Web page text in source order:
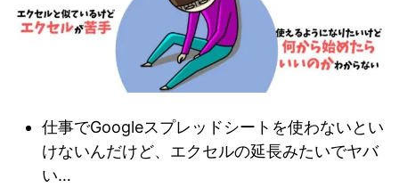
仕事でGoogleスプレッドシートを使わないとい
けないんだけど、エクセルの延長みたいでヤバ
い…